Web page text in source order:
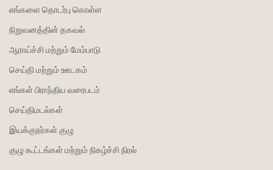
எங்களை தொடர்பு கொள்ள
நிறுவனத்தின் தகவல்
ஆராய்ச்சி மற்றும் மேம்பாடு
செய்தி மற்றும் ஊடகம்
எங்கள் பிராந்திய வரைபடம்
செய்திமடல்கள்
இயக்குநர்கள் குழு
குழு கூட்டங்கள் மற்றும் நிகழ்ச்சி நிரல்